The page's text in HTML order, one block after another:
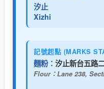
汐止
Xizhi
記號起點 (MARKS
麵粉： 汐止新台五路
Flour：Lane 238,